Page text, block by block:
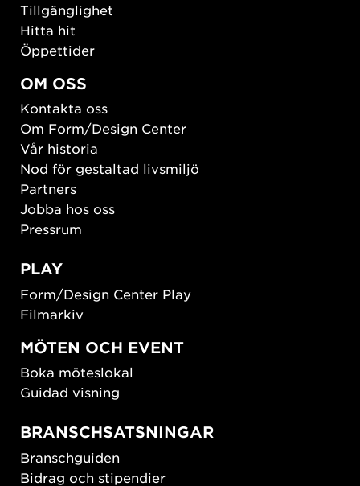
Tillgänglighet
Hitta hit
Öppettider
OM OSS
Kontakta oss
Om Form/Design Center
Vår historia
Nod för gestaltad livsmiljö
Partners
Jobba hos oss
Pressrum
PLAY
Form/Design Center Play
Filmarkiv
MÖTEN OCH EVENT
Boka möteslokal
Guidad visning
BRANSCHSATSNINGAR
Branschguiden
Bidrag och stipendier